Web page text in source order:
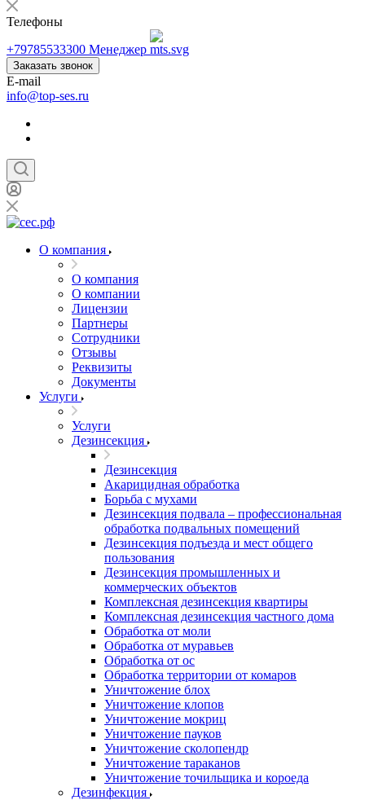
Телефоны
+79785533300 Менеджер
Заказать звонок
E-mail
info@top-ses.ru
О компания
О компания
О компании
Лицензии
Партнеры
Сотрудники
Отзывы
Реквизиты
Документы
Услуги
Услуги
Дезинсекция
Дезинсекция
Акарицидная обработка
Борьба с мухами
Дезинсекция подвала – профессиональная
обработка подвальных помещений
Дезинсекция подъезда и мест общего
пользования
Дезинсекция промышленных и
коммерческих объектов
Комплексная дезинсекция квартиры
Комплексная дезинсекция частного дома
Обработка от моли
Обработка от муравьев
Обработка от ос
Обработка территории от комаров
Уничтожение блох
Уничтожение клопов
Уничтожение мокриц
Уничтожение пауков
Уничтожение сколопендр
Уничтожение тараканов
Уничтожение точильщика и короеда
Дезинфекция